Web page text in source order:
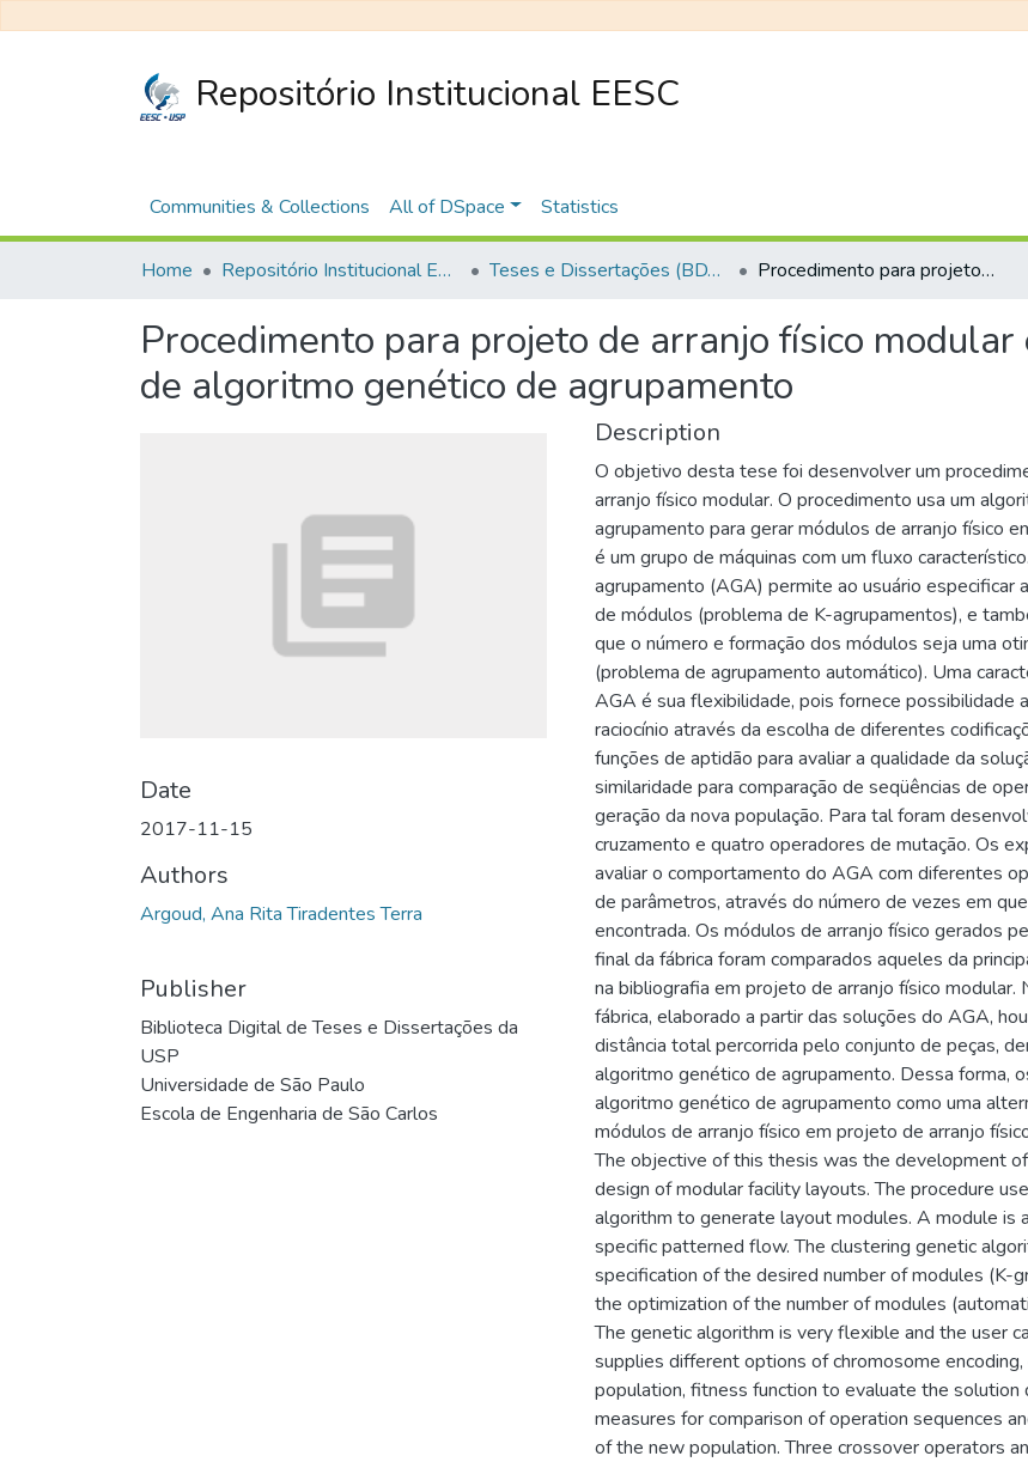
Repositório Institucional EESC
Communities & Collections All of DSpace Statistics
Home Repositório Institucional EESC Teses e Dissertações (BDTD USP) Procedimento para projeto de arranjo físico modular em manufatura através de algoritmo genético de agrupamento
Procedimento para projeto de arranjo físico
de algoritmo genético de agrupamento
Date
2017-11-15
Authors
Argoud, Ana Rita Tiradentes Terra
Publisher
Biblioteca Digital de Teses e Dissertações da
USP
Universidade de São Paulo
Escola de Engenharia de São Carlos
Description
O objetivo desta tese foi desenvolver um
arranjo físico modular. O procedimento usa um
agrupamento para gerar módulos de arranjo físico
é um grupo de máquinas com um fluxo
agrupamento (AGA) permite ao usuário especificar
de módulos (problema de K-agrupamentos), e
que o número e formação dos módulos seja uma
(problema de agrupamento automático). Uma
AGA é sua flexibilidade, pois fornece possibilidade
raciocínio através da escolha de diferentes
funções de aptidão para avaliar a qualidade da
similaridade para comparação de seqüências de
geração da nova população. Para tal foram
cruzamento e quatro operadores de mutação. Os
avaliar o comportamento do AGA com diferentes
de parâmetros, através do número de vezes em
encontrada. Os módulos de arranjo físico gerados
final da fábrica foram comparados aqueles da
na bibliografia em projeto de arranjo físico modular.
fábrica, elaborado a partir das soluções do AGA,
distância total percorrida pelo conjunto de peças,
algoritmo genético de agrupamento. Dessa forma,
algoritmo genético de agrupamento como uma
módulos de arranjo físico em projeto de arranjo
The objective of this thesis was the development
design of modular facility layouts. The procedure
algorithm to generate layout modules. A module is
specific patterned flow. The clustering genetic
specification of the desired number of modules (K-
the optimization of the number of modules
The genetic algorithm is very flexible and the user
supplies different options of chromosome
population, fitness function to evaluate the solution
measures for comparison of operation sequences
of the new population. Three crossover operators